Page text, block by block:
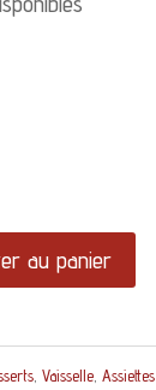
au panier
, Vaisselle, Assiettes